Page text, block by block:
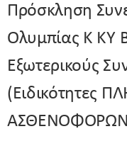
Πρόσκληση
Ολυμπίας Κ ΚΥ
Εξωτερικούς
(ειδικότητες